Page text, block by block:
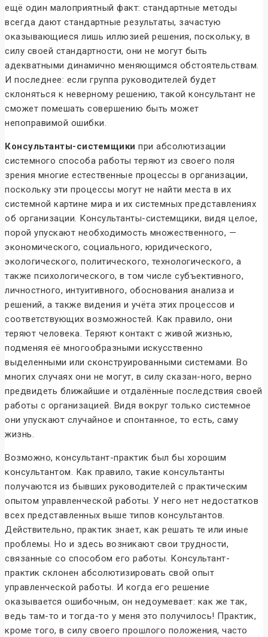
ещё один малоприятный факт: стандартные методы
всегда дают стандартные результаты, зачастую
оказывающиеся лишь иллюзией решения, поскольку, в
силу своей стандартности, они не могут быть
адекватными динамично меняющимся обстоятельствам.
И последнее: если группа руководителей будет
склоняться к неверному решению, такой консультант не
сможет помешать совершению быть может
непоправимой ошибки.
Консультанты-системщики при абсолютизации
системного способа работы теряют из своего поля
зрения многие естественные процессы в организации,
поскольку эти процессы могут не найти места в их
системной картине мира и их системных представлениях
об организации. Консультанты-системщики, видя целое,
порой упускают необходимость множественного, —
экономического, социального, юридического,
экологического, политического, технологического, а
также психологического, в том числе субъективного,
личностного, интуитивного, обоснования анализа и
решений, а также видения и учёта этих процессов и
соответствующих возможностей. Как правило, они
теряют человека. Теряют контакт с живой жизнью,
подменяя её многообразными искусственно
выделенными или сконструированными системами. Во
многих случаях они не могут, в силу сказан-ного, верно
предвидеть ближайшие и отдалённые последствия своей
работы с организацией. Видя вокруг только системное
они упускают случайное и спонтанное, то есть, саму
жизнь.
Возможно, консультант-практик был бы хорошим
консультантом. Как правило, такие консультанты
получаются из бывших руководителей с практическим
опытом управленческой работы. У него нет недостатков
всех представленных выше типов консультантов.
Действительно, практик знает, как решать те или иные
проблемы. Но и здесь возникают свои трудности,
связанные со способом его работы. Консультант-
практик склонен абсолютизировать свой опыт
управленческой работы. И когда его решение
оказывается ошибочным, он недоумевает: как же так,
ведь там-то и тогда-то у меня это получилось! Практик,
кроме того, в силу своего прошлого положения, часто